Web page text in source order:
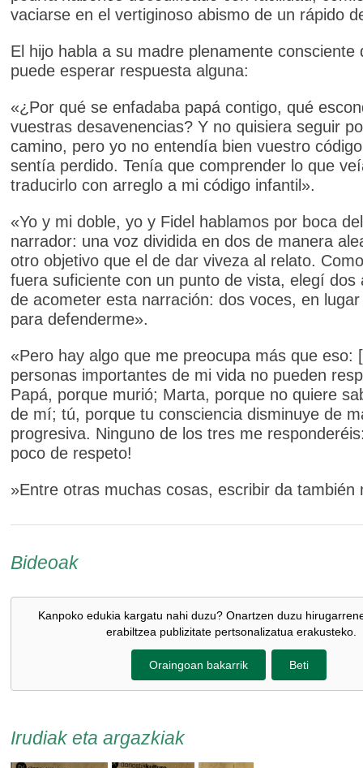
vaciarse en el vertiginoso abismo de un rápido
El hijo habla a su madre plenamente consciente
puede esperar respuesta alguna:
«¿Por qué se enfadaba papá contigo, qué
vuestras desavenencias? Y no quisiera seguir
camino, pero yo no entendía bien vuestro
sentía perdido. Tenía que comprender lo que
traducirlo con arreglo a mi código infantil».
«Yo y mi doble, yo y Fidel hablamos por boca del
narrador: una voz dividida en dos de manera
otro objetivo que el de dar viveza al relato.
fuera suficiente con un punto de vista, elegí dos
de acometer esta narración: dos voces, en
para defenderme».
«Pero hay algo que me preocupa más que
personas importantes de mi vida no pueden
Papá, porque murió; Marta, porque no quiere
de mí; tú, porque tu consciencia disminuye de
progresiva. Ninguno de los tres me
poco de respeto!
»Entre otras muchas cosas, escribir da también
Bideoak
Kanpoko edukia kargatu nahi duzu? Onartzen duzu
erabiltzea publizitate pertsonalizatua erakusteko.
Oraingoan bakarrik Beti
Irudiak eta argazkiak